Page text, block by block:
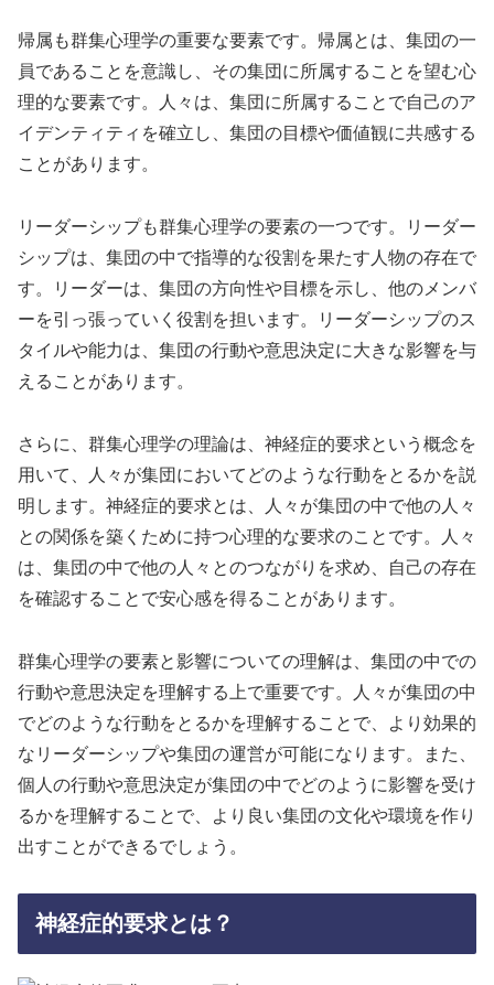
帰属も群集心理学の重要な要素です。帰属とは、集団の一
員であることを意識し、その集団に所属することを望む心
理的な要素です。人々は、集団に所属することで自己のア
イデンティティを確立し、集団の目標や価値観に共感する
ことがあります。
リーダーシップも群集心理学の要素の一つです。リーダー
シップは、集団の中で指導的な役割を果たす人物の存在で
す。リーダーは、集団の方向性や目標を示し、他のメンバ
ーを引っ張っていく役割を担います。リーダーシップのス
タイルや能力は、集団の行動や意思決定に大きな影響を与
えることがあります。
さらに、群集心理学の理論は、神経症的要求という概念を
用いて、人々が集団においてどのような行動をとるかを説
明します。神経症的要求とは、人々が集団の中で他の人々
との関係を築くために持つ心理的な要求のことです。人々
は、集団の中で他の人々とのつながりを求め、自己の存在
を確認することで安心感を得ることがあります。
群集心理学の要素と影響についての理解は、集団の中での
行動や意思決定を理解する上で重要です。人々が集団の中
でどのような行動をとるかを理解することで、より効果的
なリーダーシップや集団の運営が可能になります。また、
個人の行動や意思決定が集団の中でどのように影響を受け
るかを理解することで、より良い集団の文化や環境を作り
出すことができるでしょう。
神経症的要求とは？